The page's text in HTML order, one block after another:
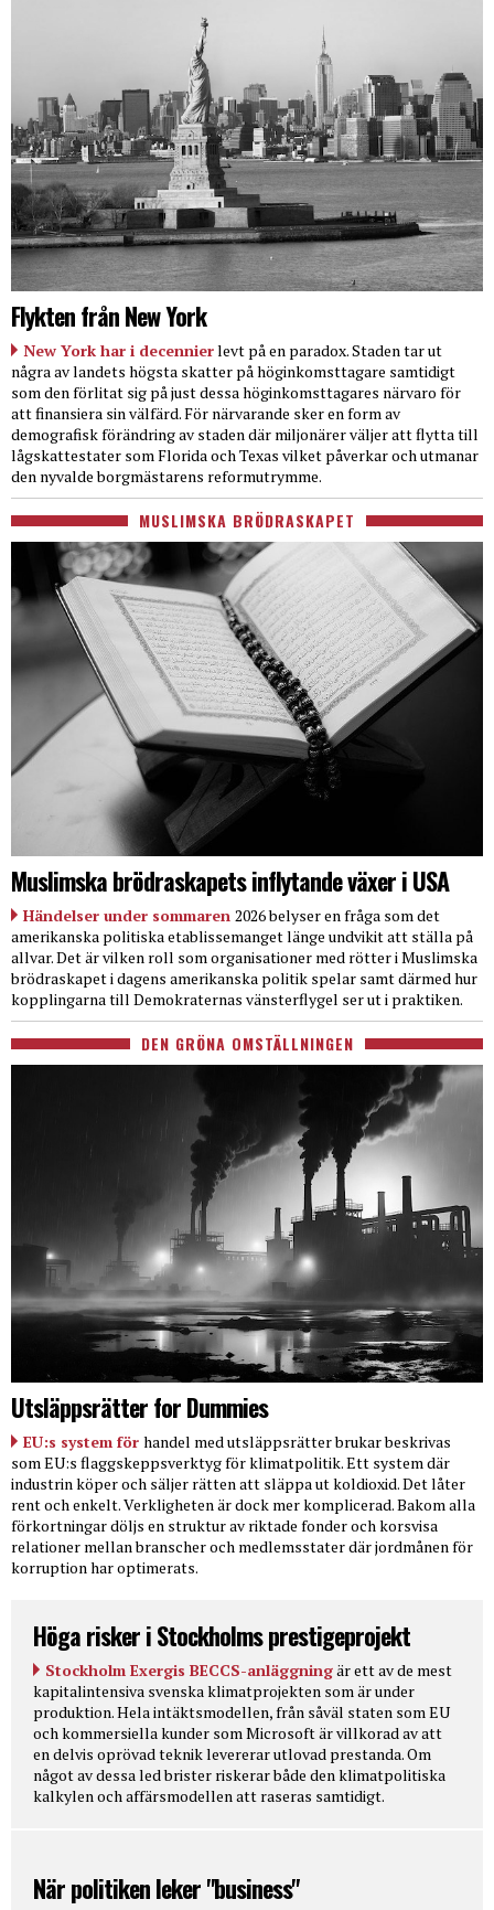
Flykten från New York
New York har i decennierlevt på en paradox. Staden tar ut
några av landets högsta skatter på höginkomsttagare samtidigt
som den förlitat sig på just dessa höginkomsttagares närvaro för
att finansiera sin välfärd. För närvarande sker en form av
demografisk förändring av staden där miljonärer väljer att flytta till
lågskattestater som Florida och Texas vilket påverkar och utmanar
den nyvalde borgmästarens reformutrymme.
MUSLIMSKA BRÖDRASKAPET
Muslimska brödraskapets inflytande växer i USA
Händelser under sommaren 2026 belyser en fråga som det
amerikanska politiska etablissemanget länge undvikit att ställa på
allvar. Det är vilken roll som organisationer med rötter i Muslimska
brödraskapet i dagens amerikanska politik spelar samt därmed hur
kopplingarna till Demokraternas vänsterflygel ser ut i praktiken.
DEN GRÖNA OMSTÄLLNINGEN
Utsläppsrätter for Dummies
EU:s system för handel med utsläppsrätter brukar beskrivas
som EU:s flaggskeppsverktyg för klimatpolitik. Ett system där
industrin köper och säljer rätten att släppa ut koldioxid. Det låter
rent och enkelt. Verkligheten är dock mer komplicerad. Bakom alla
förkortningar döljs en struktur av riktade fonder och korsvisa
relationer mellan branscher och medlemsstater där jordmånen för
korruption har optimerats.
Höga risker i Stockholms prestigeprojekt
Stockholm Exergis BECCS-anläggningär ett av de mest
kapitalintensiva svenska klimatprojekten som är under
produktion. Hela intäktsmodellen, från såväl staten som EU
och kommersiella kunder som Microsoft är villkorad av att
en delvis oprövad teknik levererar utlovad prestanda. Om
något av dessa led brister riskerar både den klimatpolitiska
kalkylen och affärsmodellen att raseras samtidigt.
När politiken leker "business"